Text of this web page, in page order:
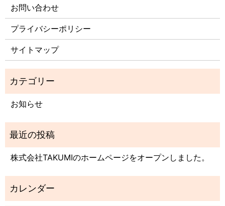
お問い合わせ
プライバシーポリシー
サイトマップ
お知らせ
株式会社TAKUMIのホームページをオープンしました。